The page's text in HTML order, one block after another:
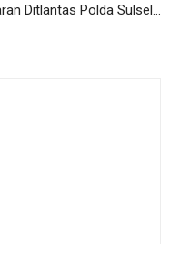
Ditlantas Polda Sulsel…